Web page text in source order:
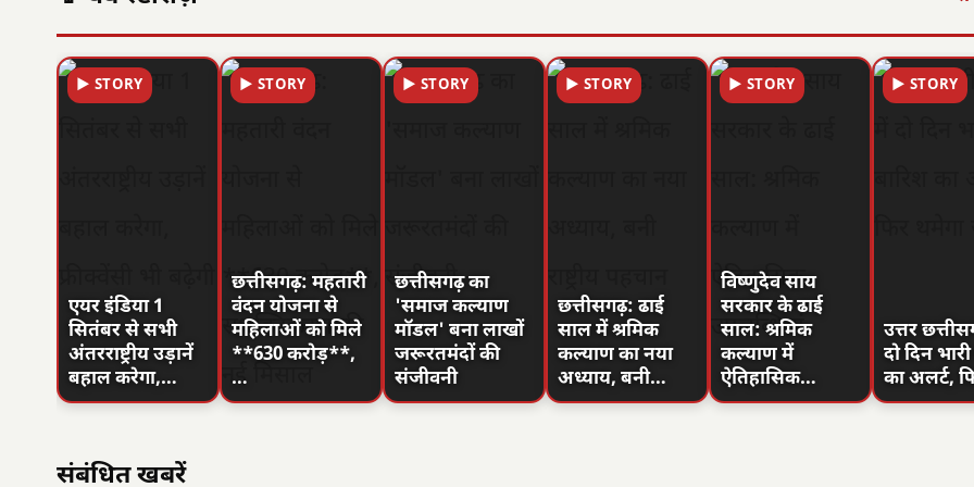
▶ STORY
एयर इंडिया 1
सितंबर से सभी
अंतरराष्ट्रीय उड़ानें
बहाल करेगा,…
▶ STORY
छत्तीसगढ़: महतारी
वंदन योजना से
महिलाओं को मिले
**630 करोड़**,
…
▶ STORY
छत्तीसगढ़ का
'समाज कल्याण
मॉडल' बना लाखों
जरूरतमंदों की
संजीवनी
▶ STORY
छत्तीसगढ़: ढाई
साल में श्रमिक
कल्याण का नया
अध्याय, बनी…
▶ STORY
विष्णुदेव साय
सरकार के ढाई
साल: श्रमिक
कल्याण में
ऐतिहासिक…
▶ STORY
उत्तर
दो दिन
का अलर्ट,
संबंधित खबरें